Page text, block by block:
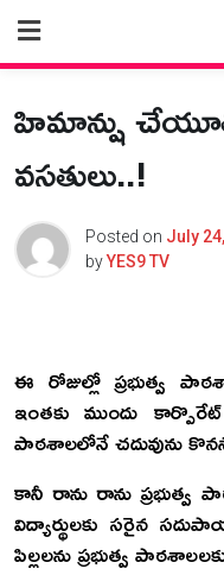
content
హిమాన్షు
వసతులు..!
Posted on July
byYES9 TV
ఈ రోజుల్లో ప్రభుత్వ
ఇంతకు ముందు
పాఠశాలలోనే చదువును
కానీ రాను రాను ప్రభుత్వ
విద్యార్థులకు సరైన
పిల్లలను ప్రభుత్వ